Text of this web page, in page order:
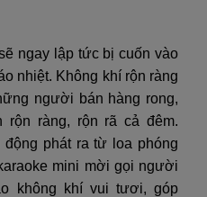
ngay lập tức bị cuốn vào
nhiệt. Không khí rộn ràng
người bán hàng rong,
rộn ràng, rộn rã cả đêm.
phát ra từ loa phóng
mini mời gọi người
không khí vui tươi, góp